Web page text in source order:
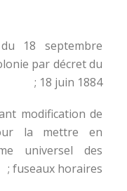
18 septembre
par décret du
18 juin 1884 ;
modification de
la mettre en
universel des
fuseaux horaires ;